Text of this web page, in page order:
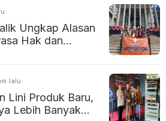
Ungkap Alasan
Hak dan
lalu
Lini Produk Baru,
Lebih Banyak